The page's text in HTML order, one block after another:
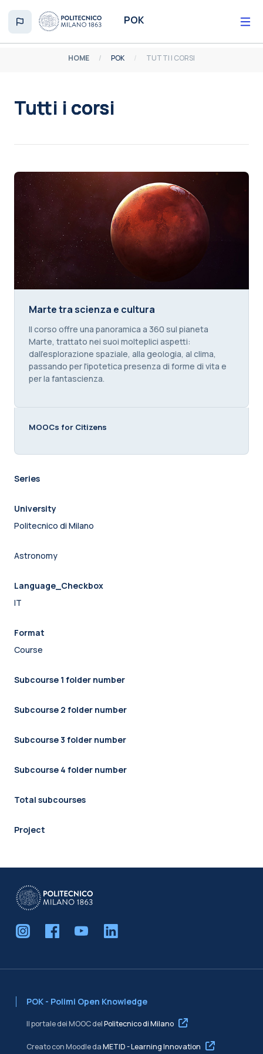
POK
HOME POK TUTTI I CORSI
Tutti i corsi
Marte tra scienza e cultura
Marte tra scienza e cultura
Course summary text:
Il corso offre una panoramica a 360 sul pianeta
Marte, trattato nei suoi molteplici aspetti:
dall'esplorazione spaziale, alla geologia, al clima,
passando per l'ipotetica presenza di forme di vita e
per la fantascienza.
MOOCs for Citizens
Series
University
Politecnico di Milano
Astronomy
Language_Checkbox
IT
Format
Course
Subcourse 1 folder number
Subcourse 2 folder number
Subcourse 3 folder number
Subcourse 4 folder number
Total subcourses
Project
POK - Polimi Open Knowledge
Il portale dei MOOC delPolitecnico di Milano
Creato con Moodle daMETID - Learning Innovation